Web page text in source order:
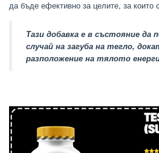
да бъде ефективно за целите, за които
Тази добавка е в състояние
случай на загуба на тегло,
разположение на тялото